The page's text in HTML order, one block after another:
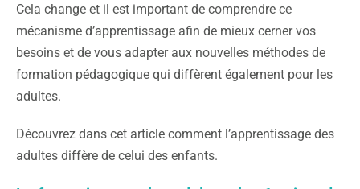
Cela change et il est important de comprendre ce
mécanisme d’apprentissage afin de mieux cerner vos
besoins et de vous adapter aux nouvelles méthodes de
formation pédagogique qui diffèrent également pour les
adultes.
Découvrez dans cet article comment l’apprentissage des
adultes diffère de celui des enfants.